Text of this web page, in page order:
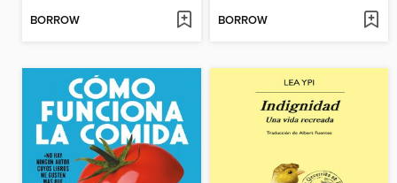
BORROW BORROW